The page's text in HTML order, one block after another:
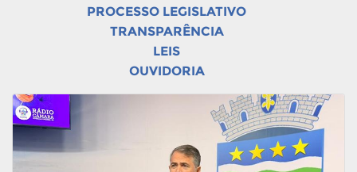
PROCESSO LEGISLATIVO
TRANSPARÊNCIA
LEIS
OUVIDORIA